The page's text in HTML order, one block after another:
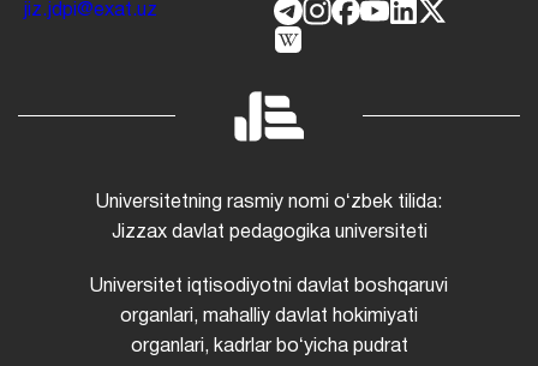
jiz.jdpi@exat.uz
Universitetning rasmiy nomi oʻzbek tilida:
Jizzax davlat pedagogika universiteti
Universitet iqtisodiyotni davlat boshqaruvi
organlari, mahalliy davlat hokimiyati
organlari, kadrlar boʻyicha pudrat